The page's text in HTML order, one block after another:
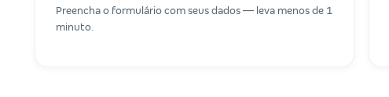
Preencha o formulário com seus dados — leva menos de 1
minuto.